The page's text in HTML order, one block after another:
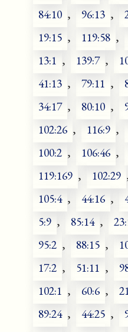
84:10 , 96:13 ,
19:15 , 119:58 ,
13:1 , 139:7 ,
41:13 , 79:11 ,
34:17 , 80:10 ,
102:26 , 116:9 ,
100:2 , 106:46 ,
119:169 , 102:29
105:4 , 44:16 ,
5:9 , 85:14 ,
95:2 , 88:15 ,
17:2 , 51:11 ,
102:1 , 60:6 ,
89:24 , 44:25 ,